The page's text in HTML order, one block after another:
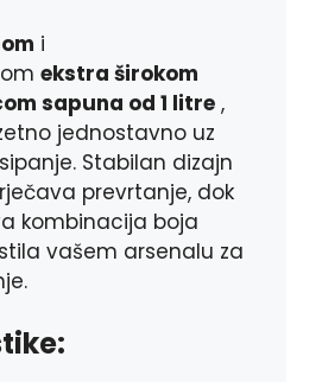
i
ekstra širokom
sapuna od 1 litre ,
jednostavno uz
Stabilan dizajn
prevrtanje, dok
kombinacija boja
vašem arsenalu za